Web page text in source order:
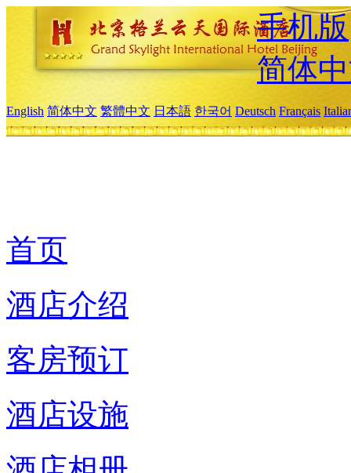
手机版
简体
English 简体中文 繁體中文 日本語 한국어 Deutsch Français
首页
酒店介绍
客房预订
酒店设施